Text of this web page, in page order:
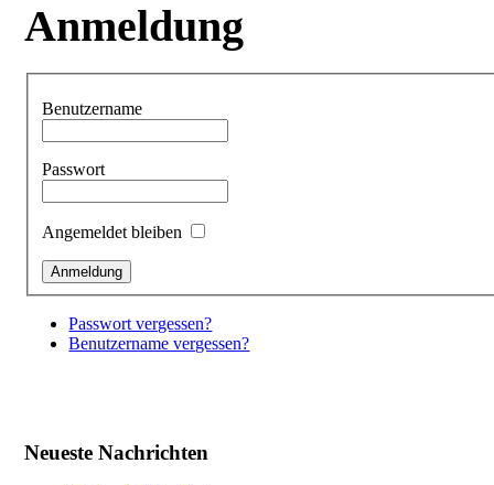
Anmeldung
Benutzername
Passwort
Angemeldet bleiben
Passwort vergessen?
Benutzername vergessen?
Neueste Nachrichten